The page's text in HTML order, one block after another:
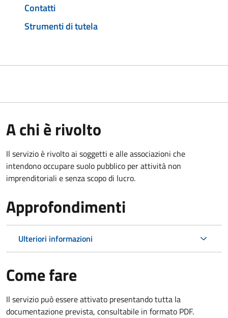
Contatti
Strumenti di tutela
A chi è rivolto
Il servizio è rivolto ai soggetti e alle associazioni che
intendono occupare suolo pubblico per attività non
imprenditoriali e senza scopo di lucro.
Approfondimenti
Ulteriori informazioni
Come fare
Il servizio può essere attivato presentando tutta la
documentazione prevista, consultabile in formato PDF.